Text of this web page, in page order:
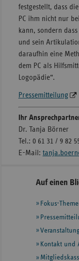
festgestellt, dass
PC ihm nicht nur
kann, sondern
und sein
daraufhin eine
dem PC als
Logopädie“.
Pressemitteilung
Ihr
Dr. Tanja Börner
Tel.: 0 61 31 / 9 82
E-Mail:
Seitennavigation
Seitenleiste
weiteren
Informationen
Auf einen
Fokus-
Kontakt und